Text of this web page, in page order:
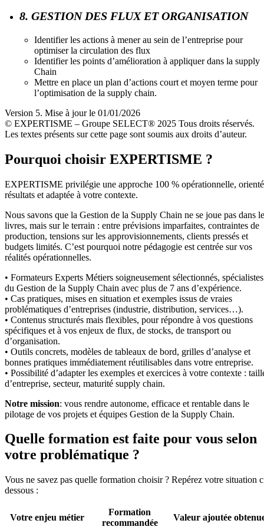
8. GESTION DES FLUX ET ORGANISATION
Identifier les actions à mener au sein de l’entreprise pour
optimiser la circulation des flux
Identifier les points d’amélioration à appliquer dans la supply
Chain
Mettre en place un plan d’actions court et moyen terme pour
l’optimisation de la supply chain.
Version 5. Mise à jour le 01/01/2026
© EXPERTISME – Groupe SELECT® 2025 Tous droits réservés.
Les textes présents sur cette page sont soumis aux droits d’auteur.
Pourquoi choisir EXPERTISME ?
EXPERTISME privilégie une approche 100 % opérationnelle,
résultats et adaptée à votre contexte.
Nous savons que la Gestion de la Supply Chain ne se joue pas dans
livres, mais sur le terrain : entre prévisions imparfaites, contraintes de
production, tensions sur les approvisionnements, clients pressés et
budgets limités. C’est pourquoi notre pédagogie est centrée sur vos
réalités opérationnelles.
• Formateurs Experts Métiers soigneusement sélectionnés, spécialistes
du Gestion de la Supply Chain avec plus de 7 ans d’expérience.
• Cas pratiques, mises en situation et exemples issus de vraies
problématiques d’entreprises (industrie, distribution, services…).
• Contenus structurés mais flexibles, pour répondre à vos questions
spécifiques et à vos enjeux de flux, de stocks, de transport ou
d’organisation.
• Outils concrets, modèles de tableaux de bord, grilles d’analyse et
bonnes pratiques immédiatement réutilisables dans votre entreprise.
• Possibilité d’adapter les exemples et exercices à votre contexte :
d’entreprise, secteur, maturité supply chain.
Notre mission: vous rendre autonome, efficace et rentable dans le
pilotage de vos projets et équipes Gestion de la Supply Chain.
Quelle formation est faite pour vous selon
votre problématique ?
Vous ne savez pas quelle formation choisir ? Repérez votre situation
dessous :
Votre enjeu métier
Formation
recommandée
Valeur ajoutée